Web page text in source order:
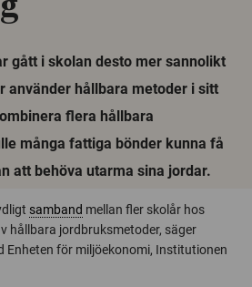
gått i skolan desto mer sannolikt
använder hållbara metoder i sitt
flera hållbara
många fattiga bönder kunna få
att behöva utarma sina jordar.
samband mellan fler skolår hos
hållbara jordbruksmetoder, säger
Enheten för miljöekonomi, Institutionen